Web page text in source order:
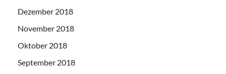
Dezember 2018
November 2018
Oktober 2018
September 2018